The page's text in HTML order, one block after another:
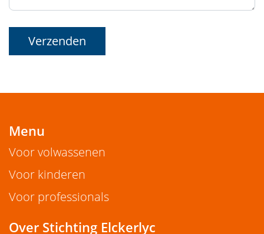
Verzenden
Menu
Voor volwassenen
Voor kinderen
Voor professionals
Over Stichting Elckerlyc